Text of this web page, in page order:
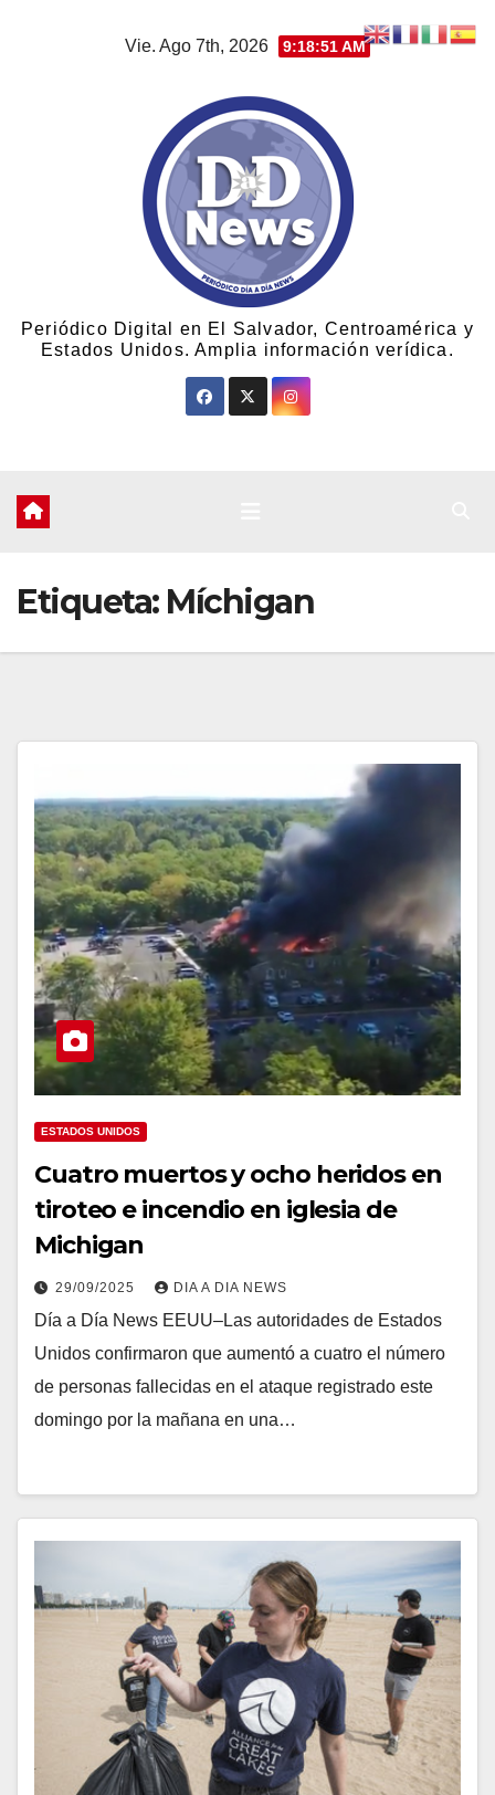
Vie. Ago 7th, 2026 9:18:51 AM
Periódico Digital en El Salvador, Centroamérica y
Estados Unidos. Amplia información verídica.
Etiqueta: Míchigan
ESTADOS UNIDOS
Cuatro muertos y ocho heridos en
tiroteo e incendio en iglesia de
Michigan
29/09/2025 DIA A DIA NEWS
Día a Día News EEUU–Las autoridades de Estados
Unidos confirmaron que aumentó a cuatro el número
de personas fallecidas en el ataque registrado este
domingo por la mañana en una…